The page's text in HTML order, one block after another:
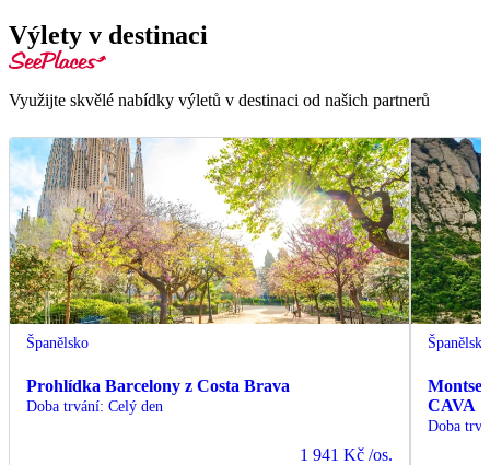
Výlety v destinaci
Využijte skvělé nabídky výletů v destinaci od našich partnerů
Španělsko
Prohlídka Barcelony z Costa Brava
Doba trvání: Celý den
1 941 Kč /os.
Španělsko
CAVA
Doba